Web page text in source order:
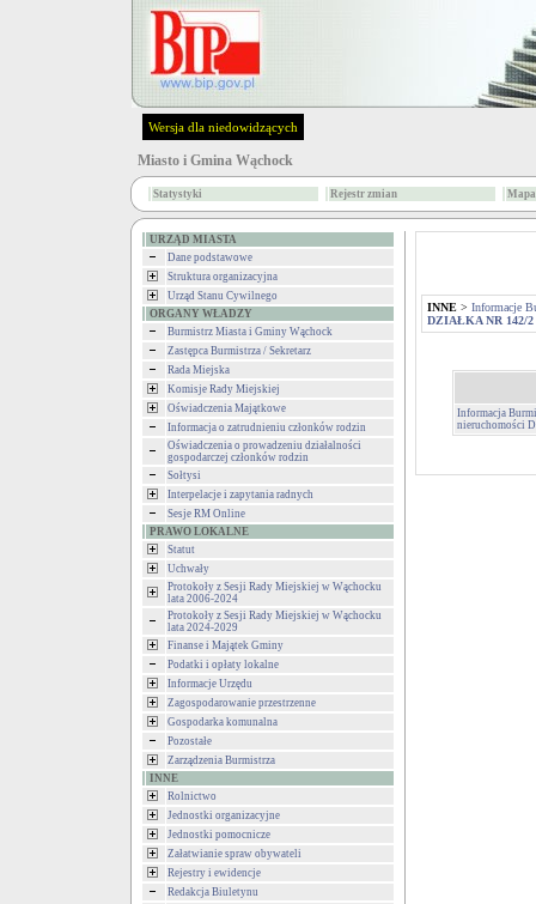
Wersja dla niedowidzących
Miasto i Gmina Wąchock
Statystyki Rejestr zmian
URZĄD MIASTA
Dane podstawowe
Struktura organizacyjna
Urząd Stanu Cywilnego
ORGANY WŁADZY
Burmistrz Miasta i Gminy Wąchock
Zastępca Burmistrza / Sekretarz
Rada Miejska
Komisje Rady Miejskiej
Oświadczenia Majątkowe
Informacja o zatrudnieniu członków rodzin
Oświadczenia o prowadzeniu działalności
gospodarczej członków rodzin
Sołtysi
Interpelacje i zapytania radnych
Sesje RM Online
PRAWO LOKALNE
Statut
Uchwały
Protokoły z Sesji Rady Miejskiej w Wąchocku
lata 2006-2024
Protokoły z Sesji Rady Miejskiej w Wąchocku
lata 2024-2029
Finanse i Majątek Gminy
Podatki i opłaty lokalne
Informacje Urzędu
Zagospodarowanie przestrzenne
Gospodarka komunalna
Pozostałe
Zarządzenia Burmistrza
INNE
Rolnictwo
Jednostki organizacyjne
Jednostki pomocnicze
Załatwianie spraw obywateli
Rejestry i ewidencje
Redakcja Biuletynu
INNE > Informacje
DZIAŁKA NR 142/2
Informacja
nieruchomości